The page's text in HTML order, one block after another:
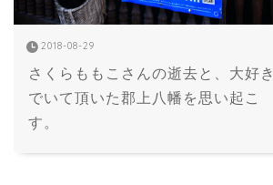
さくらももこさんの逝去と、大好き
でいて頂いた郡上八幡を思い起こ
す。
2018-08-29